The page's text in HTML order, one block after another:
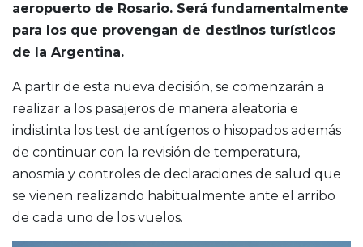
aeropuerto de Rosario. Será fundamentalmente
para los que provengan de destinos turísticos
de la Argentina.
A partir de esta nueva decisión, se comenzarán a
realizar a los pasajeros de manera aleatoria e
indistinta los test de antígenos o hisopados además
de continuar con la revisión de temperatura,
anosmia y controles de declaraciones de salud que
se vienen realizando habitualmente ante el arribo
de cada uno de los vuelos.